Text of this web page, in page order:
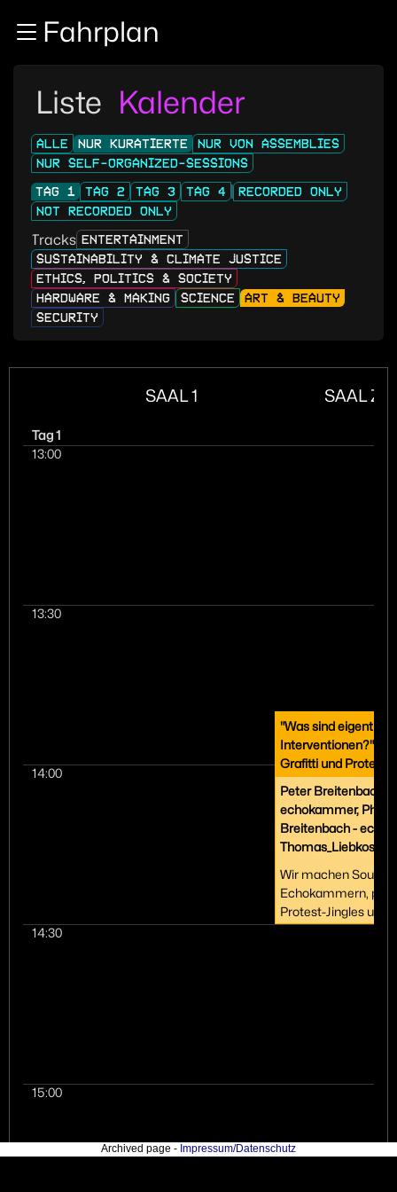
Zum InhaltFahrplan
Liste Kalender
ALLE NUR KURATIERTE
NUR VON ASSEMBLIES
NUR SELF-ORGANIZED-SESSIONS
TAG 1
TAG 2 TAG 3 TAG 4
RECORDED ONLY
NOT RECORDED ONLY
Tracks ENTERTAINMENT
SUSTAINABILITY & CLIMATE JUSTICE
ETHICS, POLITICS & SOCIETY
HARDWARE & MAKING
SCIENCE
ART & BEAUTY
SECURITY
Tag 1
13:00
13:30
14:00
14:30
15:00
SAAL 1 SAAL
"Was sind eigentlich
Interventionen?" -
Grafitti und Protest-
Peter Breitenbach -
echokammer,
Breitenbach -
Thomas_Liebkose
Wir machen Sound
Echokammern,
Protest-Jingles und
Sprachwerkstätten.
dargestellten
Archived page - Impressum/Datenschutz